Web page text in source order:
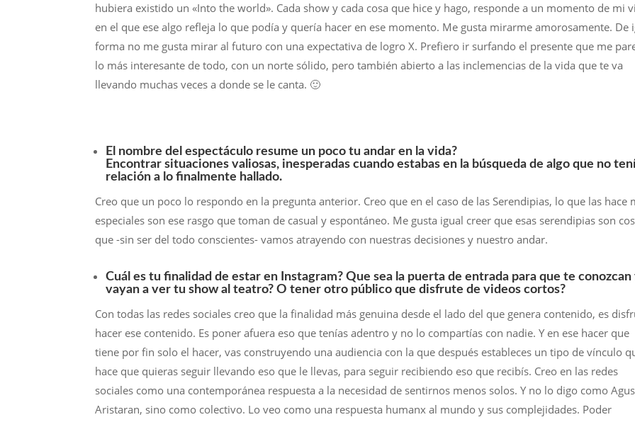
hubiera existido un «Into the world». Cada show y cada cosa que hice y hago, responde a un momento de mi
en el que ese algo refleja lo que podía y quería hacer en ese momento. Me gusta mirarme amorosamente. De
forma no me gusta mirar al futuro con una expectativa de logro X. Prefiero ir surfando el presente que me
lo más interesante de todo, con un norte sólido, pero también abierto a las inclemencias de la vida que te va
llevando muchas veces a donde se le canta. 🙂
El nombre del espectáculo resume un poco tu andar en la vida?
Encontrar situaciones valiosas, inesperadas cuando estabas en la búsqueda de algo que no
relación a lo finalmente hallado.
Creo que un poco lo respondo en la pregunta anterior. Creo que en el caso de las Serendipias, lo que las hace
especiales son ese rasgo que toman de casual y espontáneo. Me gusta igual creer que esas serendipias son
que -sin ser del todo conscientes- vamos atrayendo con nuestras decisiones y nuestro andar.
Cuál es tu finalidad de estar en Instagram? Que sea la puerta de entrada para que te conozcan
vayan a ver tu show al teatro? O tener otro público que disfrute de videos cortos?
Con todas las redes sociales creo que la finalidad más genuina desde el lado del que genera contenido, es
hacer ese contenido. Es poner afuera eso que tenías adentro y no lo compartías con nadie. Y en ese hacer que
tiene por fin solo el hacer, vas construyendo una audiencia con la que después estableces un tipo de vínculo
hace que quieras seguir llevando eso que le llevas, para seguir recibiendo eso que recibís. Creo en las redes
sociales como una contemporánea respuesta a la necesidad de sentirnos menos solos. Y no lo digo como
Aristaran, sino como colectivo. Lo veo como una respuesta humanx al mundo y sus complejidades. Poder